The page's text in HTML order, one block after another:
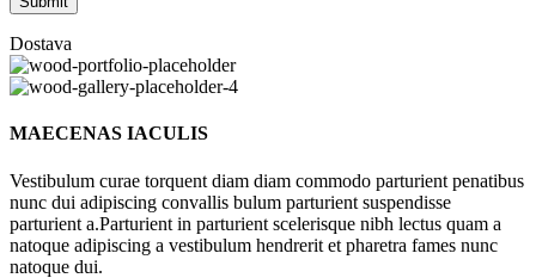
Dostava
MAECENAS IACULIS
Vestibulum curae torquent diam diam commodo parturient penatibus
nunc dui adipiscing convallis bulum parturient suspendisse
parturient a.Parturient in parturient scelerisque nibh lectus quam a
natoque adipiscing a vestibulum hendrerit et pharetra fames nunc
natoque dui.